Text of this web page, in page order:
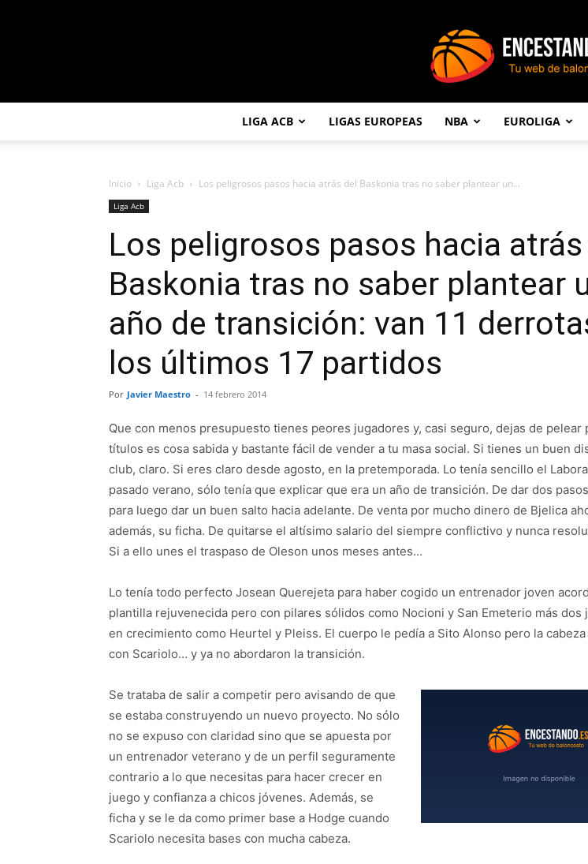
LIGA ACB LIGAS EUROPEAS NBA EUROLIGA
Inicio Liga Acb Los peligrosos pasos hacia atrás del Baskonia tras no saber plantear un...
Liga Acb
Los peligrosos pasos hacia atrás
Baskonia tras no saber plantear
año de transición: van 11
los últimos 17 partidos
Por Javier Maestro - 14 febrero 2014
Que con menos presupuesto tienes peores jugadores y, casi seguro, dejas de pelear
títulos es cosa sabida y bastante fácil de vender a tu masa social. Si tienes un buen
club, claro. Si eres claro desde agosto, en la pretemporada. Lo tenía sencillo el
pasado verano, sólo tenía que explicar que era un año de transición. De dar dos
para luego dar un buen salto hacia adelante. De venta por mucho dinero de Bjelica
además, su ficha. De quitarse el altísimo salario del siempre conflictivo y nunca
Si a ello unes el traspaso de Oleson unos meses antes…
Lo tenía todo perfecto Josean Querejeta para haber cogido un entrenador joven
plantilla rejuvenecida pero con pilares sólidos como Nocioni y San Emeterio más dos
en crecimiento como Heurtel y Pleiss. El cuerpo le pedía a Sito Alonso pero la
con Scariolo… y ya no abordaron la transición.
Se trataba de salir a competir pero avisando de que
se estaba construyendo un nuevo proyecto. No sólo
no se expuso con claridad sino que se apuesta por
un entrenador veterano y de un perfil seguramente
contrario a lo que necesitas para hacer crecer en
juego y confianza a chicos jóvenes. Además, se
ficha y se le da como primer base a Hodge cuando
Scariolo necesita bases con mucha cabeza.